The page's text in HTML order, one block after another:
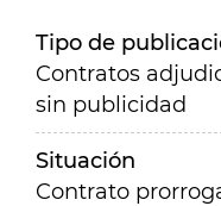
Tipo de
Contratos
sin publicidad
Situación
Contrato